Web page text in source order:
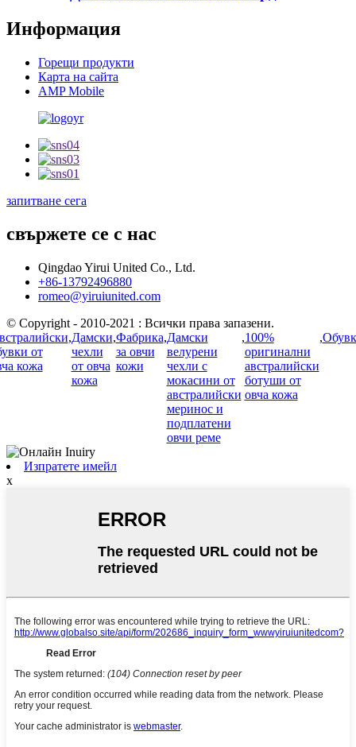
Информация
Горещи продукти
Карта на сайта
AMP Mobile
запитване сега
свържете се с нас
Qingdao Yirui United Co., Ltd.
+86-13792496880
romeo@yiruiunited.com
© Copyright - 2010-2021 : Всички права запазени.
от
кожа
,Дамски
чехли
от овча
кожа
,Фабрика
за овчи
кожи
,Дамски
велурени
чехли с
мокасини от
австралийски
меринос и
подплатени
овчи реме
,100%
оригинални
австралийски
ботуши от
овча кожа
,
Изпратете имейл
x